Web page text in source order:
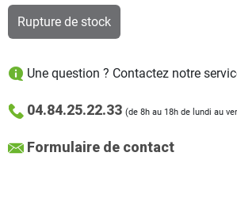
Rupture de stock
Une question ? Contactez notre
04.84.25.22.33 (de 8h au 18h de lundi au
Formulaire de contact